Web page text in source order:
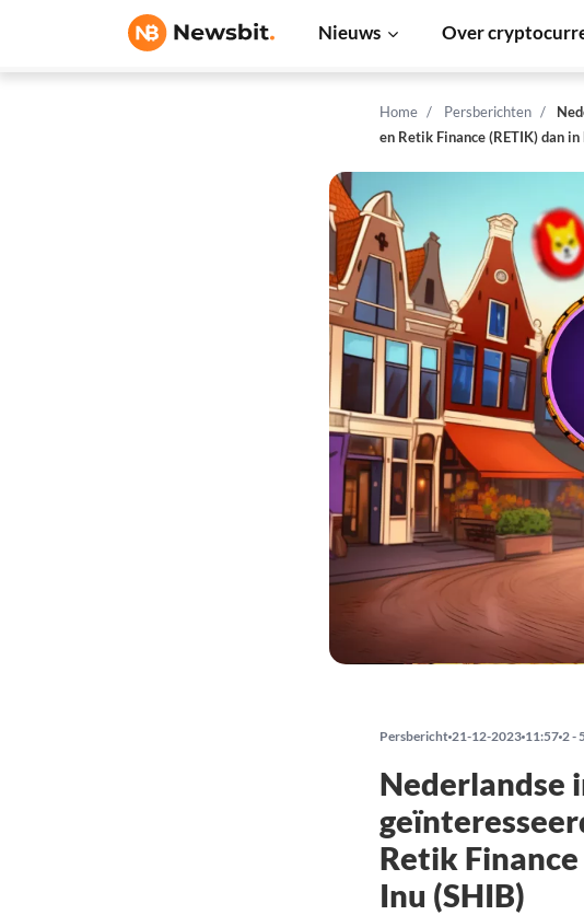
Nieuws Over
Home Persberichten
en Retik Finance (RETIK) dan
Persbericht 21-12-2023 11:57 2 -
Nederlandse
Retik
Inu (SHIB)